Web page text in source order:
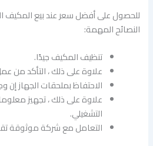
للحصول على أفضل سعر عند بيع المكيف
النصائح المهمة:
تنظيف المكيف جيدًا.
علاوة على ذلك ، التأكد من
الاحتفاظ بملحقات الجهاز إن
علاوة على ذلك ، تجهيز
التشغيلي.
التعامل مع شركة موثوقة